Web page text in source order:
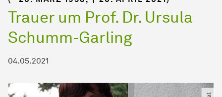
Trauer um Prof. Dr. Ursula
Schumm-Garling
04.05.2021